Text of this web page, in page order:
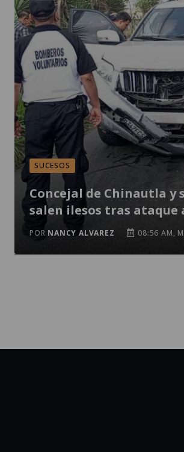
SUCESOS
Concejal de Chinautla y
salen ilesos tras ataque
POR NANCY ALVAREZ 08:56 AM,